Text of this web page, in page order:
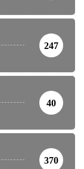
247
40
370